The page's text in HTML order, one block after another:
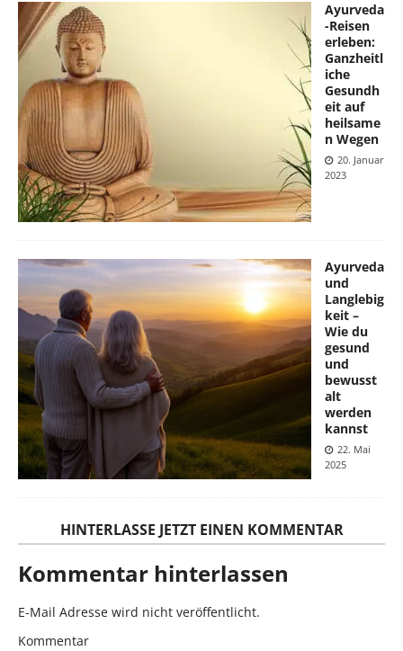
Ayurveda
-Reisen
erleben:
Ganzheitl
iche
Gesundh
eit auf
heilsame
n Wegen
20. Januar
2023
Ayurveda
und
Langlebig
keit –
Wie du
gesund
und
bewusst
alt
werden
kannst
22. Mai
2025
HINTERLASSE JETZT EINEN KOMMENTAR
Kommentar hinterlassen
E-Mail Adresse wird nicht veröffentlicht.
Kommentar